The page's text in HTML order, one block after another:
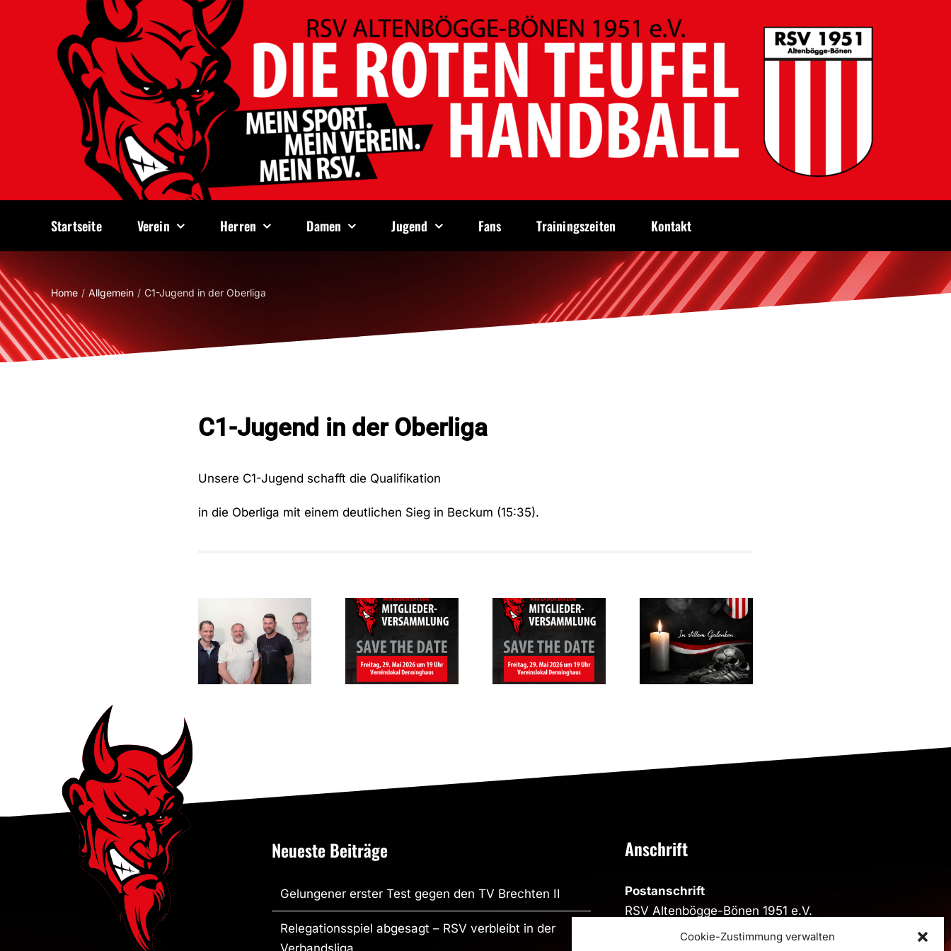
Cookie-Zustimmung verwalten
Startseite Verein Herren Damen Jugend Fans Trainingszeiten Kontakt
Home Allgemein C1-Jugend in der Oberliga
C1-Jugend in der Oberliga
Unsere C1-Jugend schafft die Qualifikation
in die Oberliga mit einem deutlichen Sieg in Beckum (15:35).
Vorfreude
auf das
Jubiläum
Mitgliederversammlung
des RSV
Altenbögge-
Bönen 1951
e.V.
DATE –
Mitgliederversammlung
des RSV
Altenbögge
Gedenken an
Karsten
Schilling
(1959–
Neueste Beiträge
Gelungener erster Test gegen den TV Brechten II
Relegationsspiel abgesagt – RSV verbleibt in der
Verbandsliga
Anschrift
Postanschrift
RSV Altenbögge-Bönen 1951 e.V.
Reiherweg 4, 59199 Bönen